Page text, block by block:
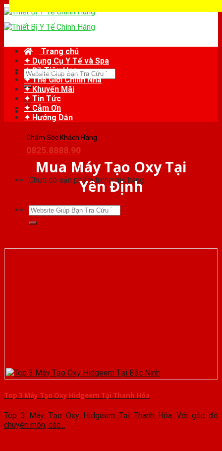
Skip
to
content
Tìm
kiếm:
Chăm Sóc Khách Hàng
0825.8888.90
Chưa có sản phẩm trong giỏ hàng.
Tìm
kiếm:
Trang chủ
✦ Dụng Cụ Y Tế và Spa
✦ Đồ Tiêu Hao
✦ Thế Giới Chỉnh Nha
✦ Khuyến Mãi
✦ Tin Tức
✦ Cảm Ơn
✦ Hướng Dẫn
Mua Máy Tạo Oxy Tại
Yên Định
Top 3 Máy Tạo Oxy Hidgeem Tại Thanh Hóa
Top 3 Máy Tạo Oxy Hidgeem Tại Thanh Hóa Với góc độ
chuyên môn, các...